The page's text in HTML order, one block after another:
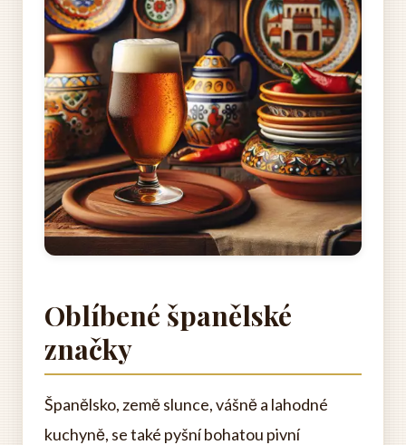
Oblíbené španělské
značky
Španělsko, země slunce, vášně a lahodné
kuchyně, se také pyšní bohatou pivní